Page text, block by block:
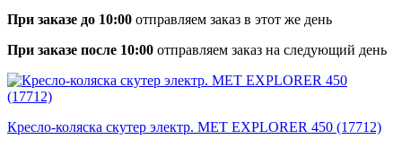
При заказе до 10:00 отправляем заказ в этот же день
При заказе после 10:00 отправляем заказ на следующий день
Кресло-коляска скутер электр. MET EXPLORER 450 (17712)